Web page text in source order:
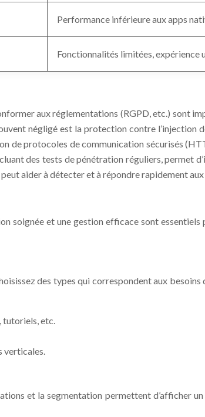
Performance inférieure aux apps
Fonctionnalités limitées, expérience
aux réglementations (RGPD, etc.) sont
négligé est la protection contre l’injection
de protocoles de communication sécurisés
des tests de pénétration réguliers, permet
aider à détecter et à répondre rapidement
soignée et une gestion efficace sont
des types qui correspondent aux
tutoriels, etc.
verticales.
et la segmentation permettent d’afficher